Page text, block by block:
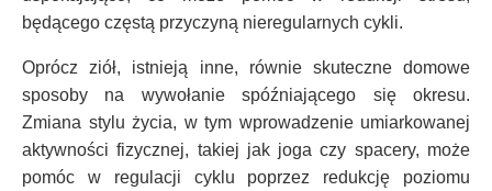
będącego częstą przyczyną nieregularnych cykli.
Oprócz ziół, istnieją inne, równie skuteczne domowe
sposoby na wywołanie spóźniającego się okresu.
Zmiana stylu życia, w tym wprowadzenie umiarkowanej
aktywności fizycznej, takiej jak joga czy spacery, może
pomóc w regulacji cyklu poprzez redukcję poziomu